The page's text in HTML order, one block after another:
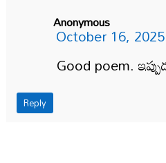
Anonymous
October 16,
Good poem.
Reply